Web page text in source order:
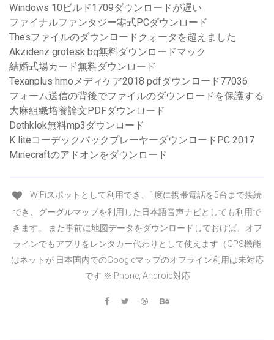
Windows 10ビルド1709ダウンロードが遅い
ファイナルファンタジー零式PCダウンロード
Thesファイルのダウンロードクォータを超えました
Akzidenz grotesk bq無料ダウンロードマック
結婚式場カード無料ダウンロード
Texanplus hmoメディケア2018 pdfダウンロード77036
フォーム送信の背後でファイルのダウンロードを保護する
大麻組織培養論文PDFダウンロード
Dethklok無料mp3ダウンロード
K liteコーデックパックプレーヤーダウンロードPC 2017
Minecraftのアドオンをダウンロード
WiFiスポットとして利用でき、1度に携帯電話を5台まで接続
でき、グーグルマップを利用した日本語音声ナビとしても利用で
きます。 また事前に地図データをダウンロードしておけば、オフ
ラインでもアプリをレンタカー代わりとして使えます（GPS機能
はネットが 日本国内でのGoogleマップのオフライン利用は未対応
です ※iPhone, Android対応